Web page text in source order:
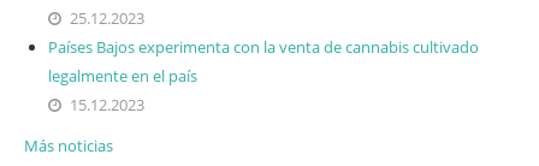
25.12.2023
Países Bajos experimenta con la venta de cannabis cultivado
legalmente en el país
15.12.2023
Más noticias